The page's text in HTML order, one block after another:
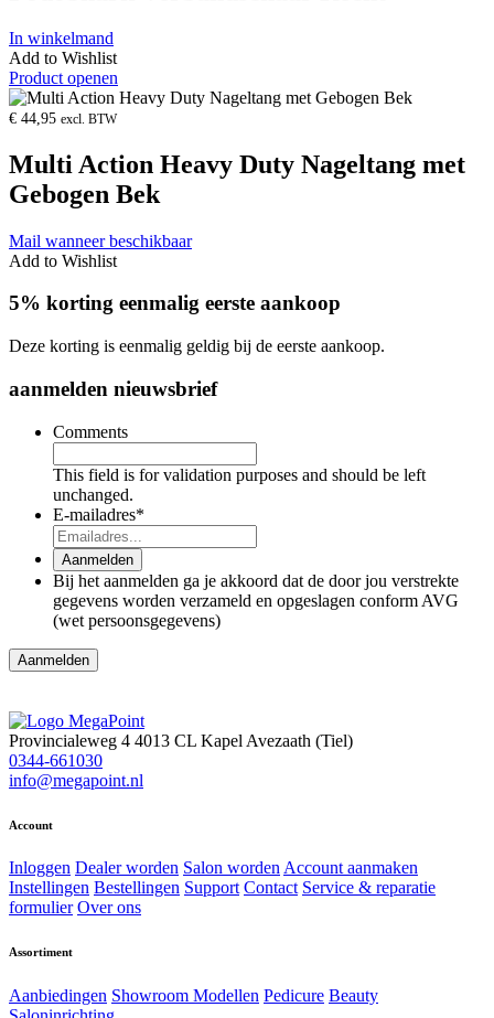
In winkelmand
Add to Wishlist
Product openen
€ 44,95 excl. BTW
Multi Action Heavy Duty Nageltang met
Gebogen Bek
Mail wanneer beschikbaar
Add to Wishlist
5% korting eenmalig eerste aankoop
Deze korting is eenmalig geldig bij de eerste aankoop.
aanmelden nieuwsbrief
Comments
This field is for validation purposes and should be left
unchanged.
E-mailadres*
Aanmelden
Bij het aanmelden ga je akkoord dat de door jou verstrekte
gegevens worden verzameld en opgeslagen conform AVG
(wet persoonsgegevens)
Aanmelden
Provincialeweg 4 4013 CL Kapel Avezaath (Tiel)
0344-661030
info@megapoint.nl
Account
Inloggen Dealer worden Salon wordenAccount aanmaken
Instellingen Bestellingen Support Contact Service & reparatie
formulier Over ons
Assortiment
Aanbiedingen Showroom Modellen Pedicure Beauty